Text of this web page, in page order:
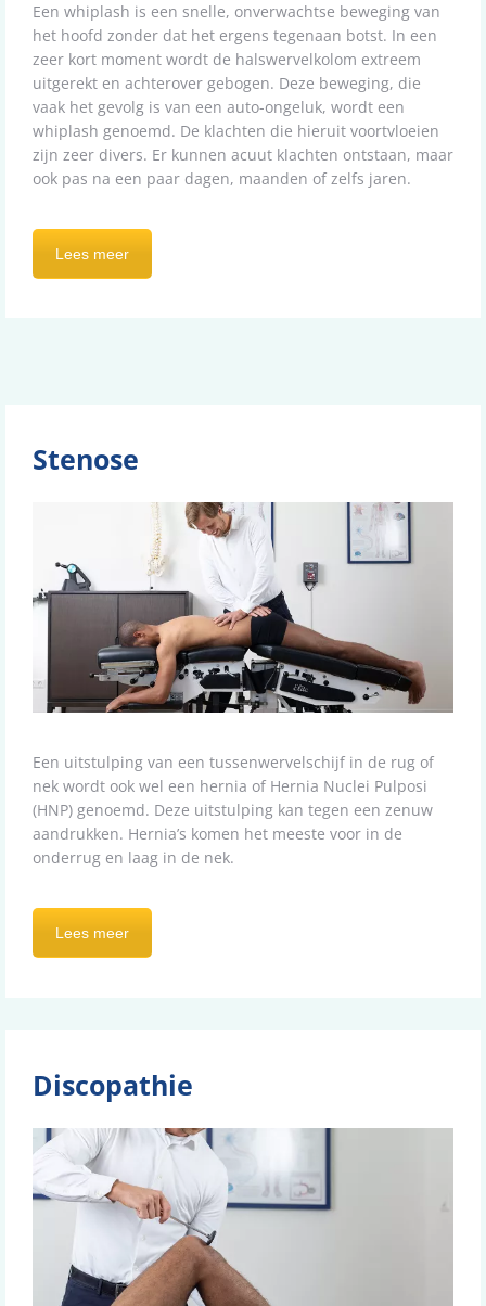
Een whiplash is een snelle, onverwachtse beweging van
het hoofd zonder dat het ergens tegenaan botst. In een
zeer kort moment wordt de halswervelkolom extreem
uitgerekt en achterover gebogen. Deze beweging, die
vaak het gevolg is van een auto-ongeluk, wordt een
whiplash genoemd. De klachten die hieruit voortvloeien
zijn zeer divers. Er kunnen acuut klachten ontstaan, maar
ook pas na een paar dagen, maanden of zelfs jaren.
Lees meer
Stenose
Een uitstulping van een tussenwervelschijf in de rug of
nek wordt ook wel een hernia of Hernia Nuclei Pulposi
(HNP) genoemd. Deze uitstulping kan tegen een zenuw
aandrukken. Hernia’s komen het meeste voor in de
onderrug en laag in de nek.
Lees meer
Discopathie